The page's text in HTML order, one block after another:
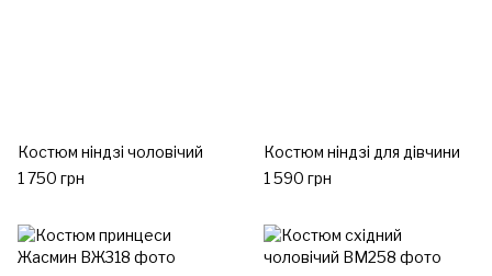
Костюм ніндзі чоловічий
1 750 грн
Костюм ніндзі для дівчини
1 590 грн